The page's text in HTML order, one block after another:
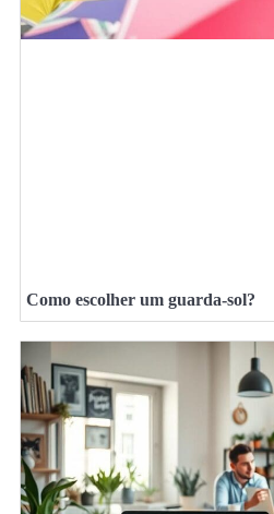
Como escolher um guarda-sol?